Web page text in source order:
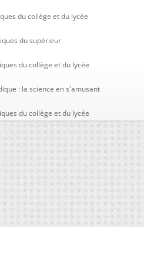
du collège et du lycée
du supérieur
du collège et du lycée
: la science en s'amusant
du collège et du lycée